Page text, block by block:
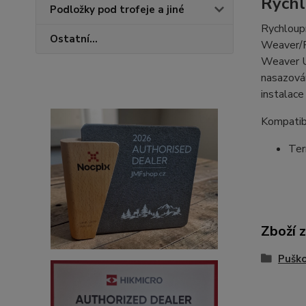
Podložky pod trofeje a jiné
Ostatní...
Weaver/
Weaver
Zboží